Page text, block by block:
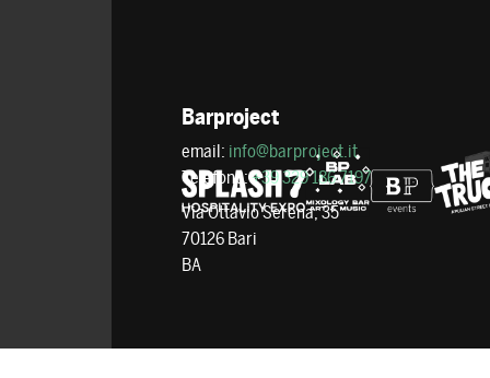
Barproject
email: info@barproject.it
Telefono:+39 329 186 7197
Via Ottavio Serena, 35
70126 Bari
BA